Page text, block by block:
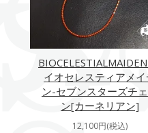
イオセレスティアメ
ン-セブンスターズチ
ン[カーネリアン]
12,100円(税込)